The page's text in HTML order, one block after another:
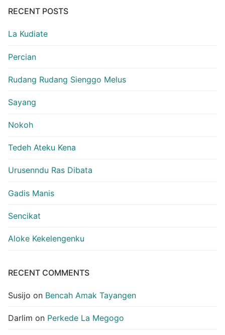
RECENT POSTS
La Kudiate
Percian
Rudang Rudang Sienggo Melus
Sayang
Nokoh
Tedeh Ateku Kena
Urusenndu Ras Dibata
Gadis Manis
Sencikat
Aloke Kekelengenku
RECENT COMMENTS
Susijo on Bencah Amak Tayangen
Darlim on Perkede La Megogo